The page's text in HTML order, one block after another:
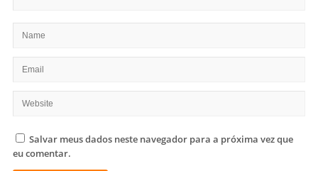
Salvar meus dados neste navegador para a próxima vez que
eu comentar.